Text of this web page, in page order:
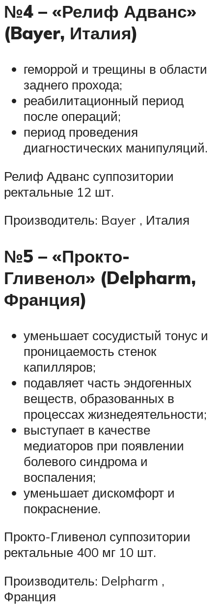
№4 – «Релиф Адванс»
(Bayer, Италия)
геморрой и трещины в области
заднего прохода;
реабилитационный период
после операций;
период проведения
диагностических манипуляций.
Релиф Адванс суппозитории
ректальные 12 шт.
Производитель: Bayer , Италия
№5 – «Прокто-
Гливенол» (Delpharm,
Франция)
уменьшает сосудистый тонус и
проницаемость стенок
капилляров;
подавляет часть эндогенных
веществ, образованных в
процессах жизнедеятельности;
выступает в качестве
медиаторов при появлении
болевого синдрома и
воспаления;
уменьшает дискомфорт и
покраснение.
Прокто-Гливенол суппозитории
ректальные 400 мг 10 шт.
Производитель: Delpharm ,
Франция